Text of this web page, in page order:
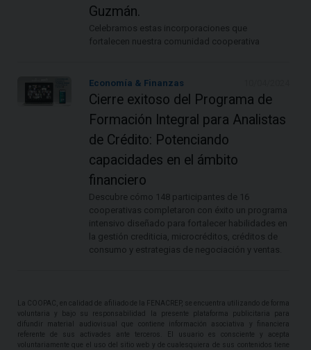
Guzmán.
Celebramos estas incorporaciones que
fortalecen nuestra comunidad cooperativa
Economía & Finanzas
Cierre exitoso del Programa de
Formación Integral para Analistas
de Crédito: Potenciando
capacidades en el ámbito
financiero
Descubre cómo 148 participantes de 16
cooperativas completaron con éxito un programa
intensivo diseñado para fortalecer habilidades en
la gestión crediticia, microcréditos, créditos de
consumo y estrategias de negociación y ventas.
La COOPAC, en calidad de afiliado de la FENACREP, se encuentra utilizando de forma
voluntaria y bajo su responsabilidad la presente plataforma publicitaria para
difundir material audiovisual que contiene información asociativa y financiera
referente de sus activades ante terceros. El usuario es consciente y acepta
voluntariamente que el uso del sitio web y de cualesquiera de sus contenidos tiene